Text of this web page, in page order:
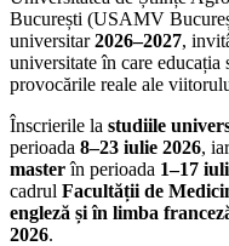
București (USAMV
universitar2026–2027,
universitate în care
provocările reale ale
Înscrierile la studiile
perioada 8–23 iulie 2026,
masterîn perioada 1–17
cadrul Facultății de
engleză și în limba
2026.